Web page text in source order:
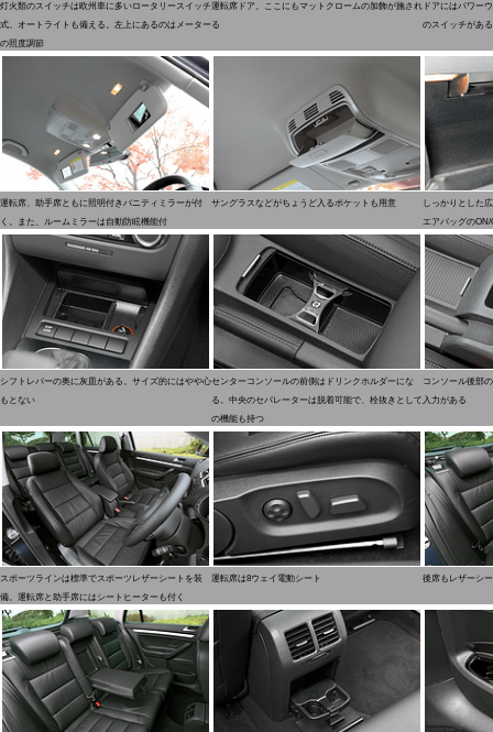
灯火類のスイッチは欧州車に多いロータリースイッチ
式。オートライトも備える。左上にあるのはメーター
の照度調節
運転席ドア。ここにもマットクロームの加飾が施され
る
ドアにはパワー
のスイッチがある
運転席、助手席ともに照明付きバニティミラーが付
く。また、ルームミラーは自動防眩機能付
サングラスなどがちょうど入るポケットも用意
しっかりとした
エアバッグの
シフトレバーの奥に灰皿がある。サイズ的にはやや心
もとない
センターコンソールの前側はドリンクホルダーにな
る。中央のセパレーターは脱着可能で、栓抜きとして
の機能も持つ
コンソール後部
入力がある
スポーツラインは標準でスポーツレザーシートを装
備。運転席と助手席にはシートヒーターも付く
運転席は8ウェイ電動シート 後席もレザーシ